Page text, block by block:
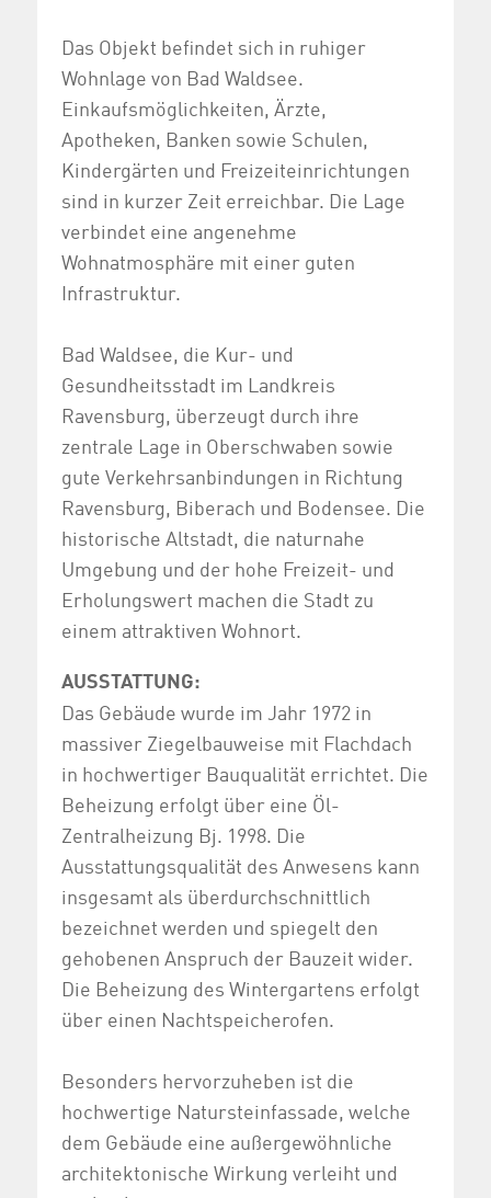
Das Objekt befindet sich in ruhiger
Wohnlage von Bad Waldsee.
Einkaufsmöglichkeiten, Ärzte,
Apotheken, Banken sowie Schulen,
Kindergärten und Freizeiteinrichtungen
sind in kurzer Zeit erreichbar. Die Lage
verbindet eine angenehme
Wohnatmosphäre mit einer guten
Infrastruktur.
Bad Waldsee, die Kur- und
Gesundheitsstadt im Landkreis
Ravensburg, überzeugt durch ihre
zentrale Lage in Oberschwaben sowie
gute Verkehrsanbindungen in Richtung
Ravensburg, Biberach und Bodensee. Die
historische Altstadt, die naturnahe
Umgebung und der hohe Freizeit- und
Erholungswert machen die Stadt zu
einem attraktiven Wohnort.
AUSSTATTUNG:
Das Gebäude wurde im Jahr 1972 in
massiver Ziegelbauweise mit Flachdach
in hochwertiger Bauqualität errichtet. Die
Beheizung erfolgt über eine Öl-
Zentralheizung Bj. 1998. Die
Ausstattungsqualität des Anwesens kann
insgesamt als überdurchschnittlich
bezeichnet werden und spiegelt den
gehobenen Anspruch der Bauzeit wider.
Die Beheizung des Wintergartens erfolgt
über einen Nachtspeicherofen.
Besonders hervorzuheben ist die
hochwertige Natursteinfassade, welche
dem Gebäude eine außergewöhnliche
architektonische Wirkung verleiht und